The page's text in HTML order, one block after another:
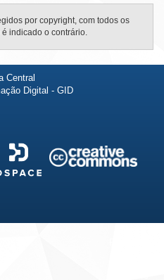
por copyright, com todos os
indicado o contrário.
Central
Digital - GID